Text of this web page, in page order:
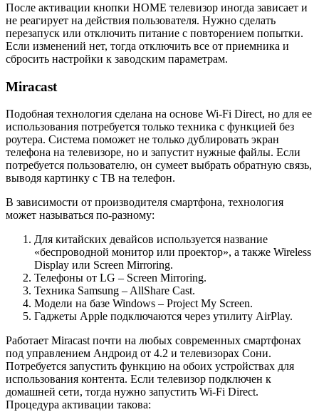
После активации кнопки HOME телевизор иногда зависает и
не реагирует на действия пользователя. Нужно сделать
перезапуск или отключить питание с повторением попытки.
Если изменений нет, тогда отключить все от приемника и
сбросить настройки к заводским параметрам.
Miracast
Подобная технология сделана на основе Wi-Fi Direct, но для ее
использования потребуется только техника с функцией без
роутера. Система поможет не только дублировать экран
телефона на телевизоре, но и запустит нужные файлы. Если
потребуется пользователю, он сумеет выбрать обратную связь,
выводя картинку с ТВ на телефон.
В зависимости от производителя смартфона, технология
может называться по-разному:
Для китайских девайсов используется название
«беспроводной монитор или проектор», а также Wireless
Display или Screen Mirroring.
Телефоны от LG – Screen Mirroring.
Техника Samsung – AllShare Cast.
Модели на базе Windows – Project My Screen.
Гаджеты Apple подключаются через утилиту AirPlay.
Работает Miracast почти на любых современных смартфонах
под управлением Андроид от 4.2 и телевизорах Сони.
Потребуется запустить функцию на обоих устройствах для
использования контента. Если телевизор подключен к
домашней сети, тогда нужно запустить Wi-Fi Direct.
Процедура активации такова: